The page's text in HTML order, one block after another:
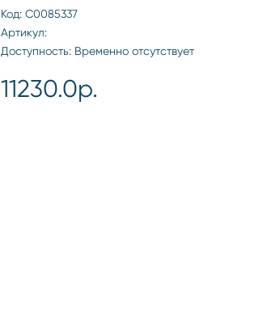
Код: С0085337
Артикул:
Доступность: Временно отсутствует
11230.0р.